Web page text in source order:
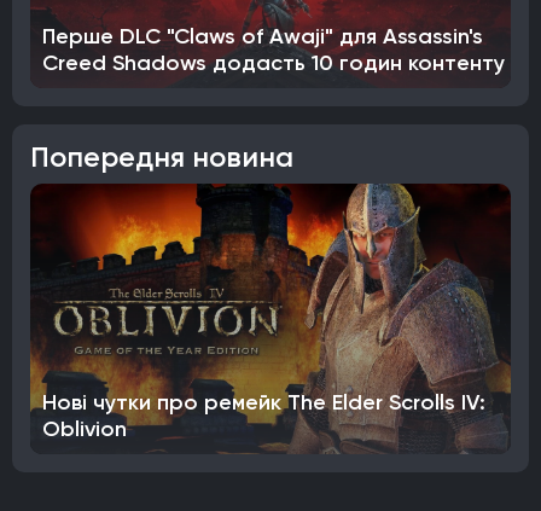
Перше DLC "Claws of Awaji" для Assassin's
Creed Shadows додасть 10 годин контенту
Попередня новина
Нові чутки про ремейк The Elder Scrolls IV:
Oblivion